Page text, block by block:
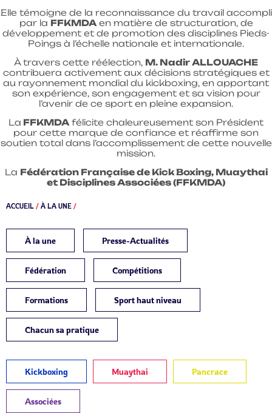
Elle témoigne de la reconnaissance du travail accompli
par la FFKMDAen matière de structuration, de
développement et de promotion des disciplines Pieds-
Poings à l’échelle nationale et internationale.
À travers cette réélection, M. Nadir ALLOUACHE
contribuera activement aux décisions stratégiques et
au rayonnement mondial du kickboxing, en apportant
son expérience, son engagement et sa vision pour
l’avenir de ce sport en pleine expansion.
La FFKMDA félicite chaleureusement son Président
pour cette marque de confiance et réaffirme son
soutien total dans l’accomplissement de cette nouvelle
mission.
La Fédération Française de Kick Boxing, Muaythai
et Disciplines Associées (FFKMDA)
ACCUEIL / À LA UNE /
À la une Presse-Actualités
Fédération Compétitions
Formations Sport haut niveau
Chacun sa pratique
Kickboxing Muaythai Pancrace
Associées